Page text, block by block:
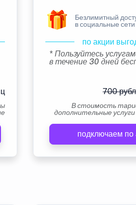
Безлимитный
в социальные сети
по акции
* Пользуйтесь
в течение 30 дней
700
В стоимость
дополнительные
подключаем по